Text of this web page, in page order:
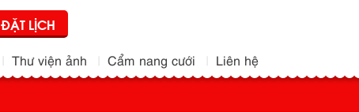
ĐẶT LỊCH
Thư viện ảnh Cẩm nang cưới Liên hệ